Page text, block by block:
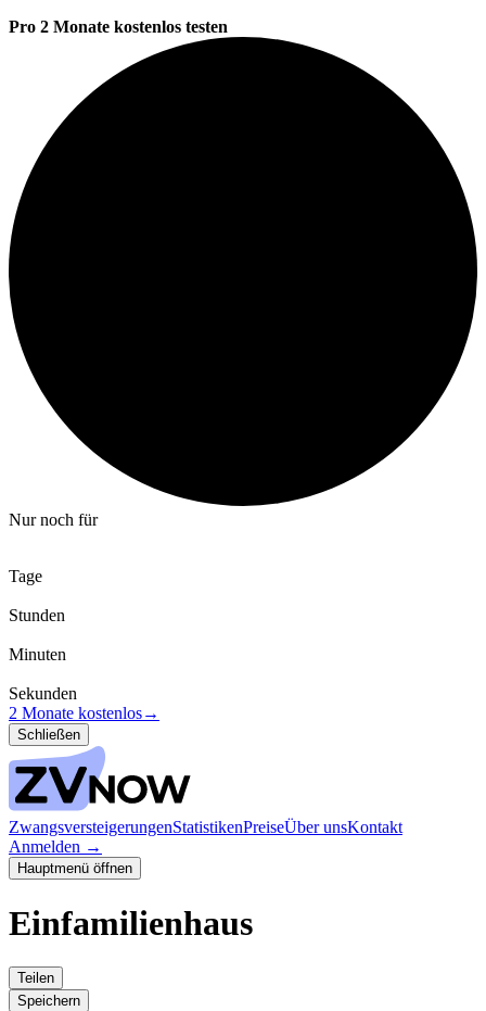
Pro 2 Monate kostenlos testen
Nur noch für
Tage
Stunden
Minuten
Sekunden
2 Monate kostenlos→
Schließen
ZwangsversteigerungenStatistikenPreiseÜber unsKontakt
Anmelden →
Hauptmenü öffnen
Einfamilienhaus
Teilen
Speichern